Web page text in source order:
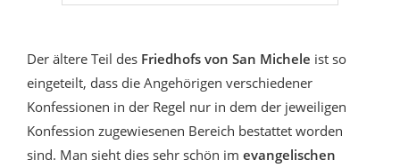
Der ältere Teil des Friedhofs von San Michele ist so
eingeteilt, dass die Angehörigen verschiedener
Konfessionen in der Regel nur in dem der jeweiligen
Konfession zugewiesenen Bereich bestattet worden
sind. Man sieht dies sehr schön im evangelischen